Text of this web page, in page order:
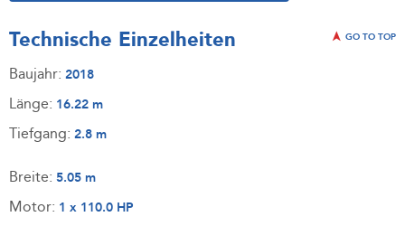
Technische Einzelheiten GO TO TOP
Baujahr: 2018
Länge: 16.22 m
Tiefgang: 2.8 m
Breite: 5.05 m
Motor: 1 x 110.0 HP